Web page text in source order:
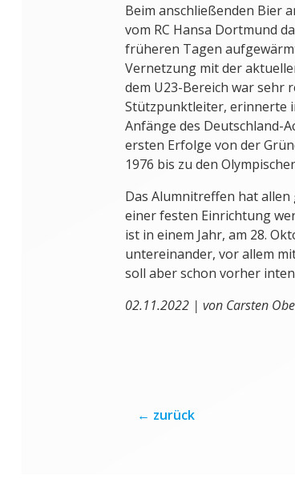
Beim anschließenden Bier
vom RC Hansa Dortmund
früheren Tagen
Vernetzung mit der
dem U23-Bereich war sehr
Stützpunktleiter, erinnerte
Anfänge des Deutschland-
ersten Erfolge von der
1976 bis zu den
Das Alumnitreffen hat
einer festen Einrichtung
ist in einem Jahr, am 28.
untereinander, vor allem
soll aber schon vorher
02.11.2022 | von Carsten
← zurück